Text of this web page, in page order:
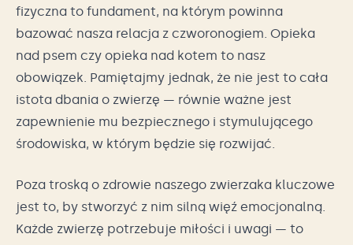
fizyczna to fundament, na którym powinna
bazować nasza relacja z czworonogiem. Opieka
nad psem czy opieka nad kotem to nasz
obowiązek. Pamiętajmy jednak, że nie jest to cała
istota dbania o zwierzę — równie ważne jest
zapewnienie mu bezpiecznego i stymulującego
środowiska, w którym będzie się rozwijać.
Poza troską o zdrowie naszego zwierzaka kluczowe
jest to, by stworzyć z nim silną więź emocjonalną.
Każde zwierzę potrzebuje miłości i uwagi — to